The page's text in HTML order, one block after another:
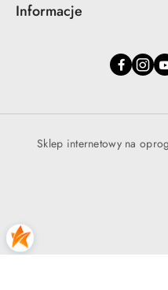
Informacje
Sklep internetowy na